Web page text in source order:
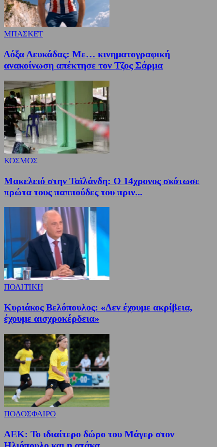
ΜΠΑΣΚΕΤ
Δόξα Λευκάδας: Με… κινηματογραφική
ανακοίνωση απέκτησε τον Τζος Σάρμα
ΚΟΣΜΟΣ
Μακελειό στην Ταϊλάνδη: Ο 14χρονος σκότωσε
πρώτα τους παππούδες του πριν...
ΠΟΛΙΤΙΚΗ
Κυριάκος Βελόπουλος: «Δεν έχουμε ακρίβεια,
έχουμε αισχροκέρδεια»
ΠΟΔΟΣΦΑΙΡΟ
ΑΕΚ: Το ιδιαίτερο δώρο του Μάγερ στον